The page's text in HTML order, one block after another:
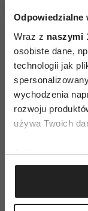
Odpowiedzialne
Wraz z naszymi
osobiste dane,
technologii jak
wychodzenia
rozwoju
używa Twoich
Jeśli wyrazisz